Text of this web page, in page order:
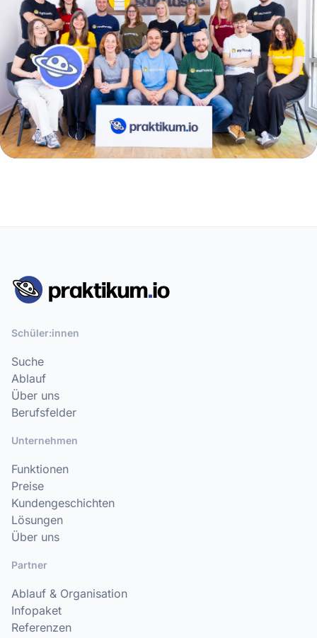
Schüler:innen
Suche
Ablauf
Über uns
Berufsfelder
Unternehmen
Funktionen
Preise
Kundengeschichten
Lösungen
Über uns
Partner
Ablauf & Organisation
Infopaket
Referenzen